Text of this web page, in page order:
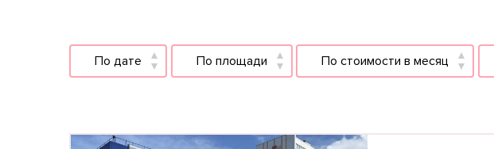
По дате По площади По стоимости в месяц